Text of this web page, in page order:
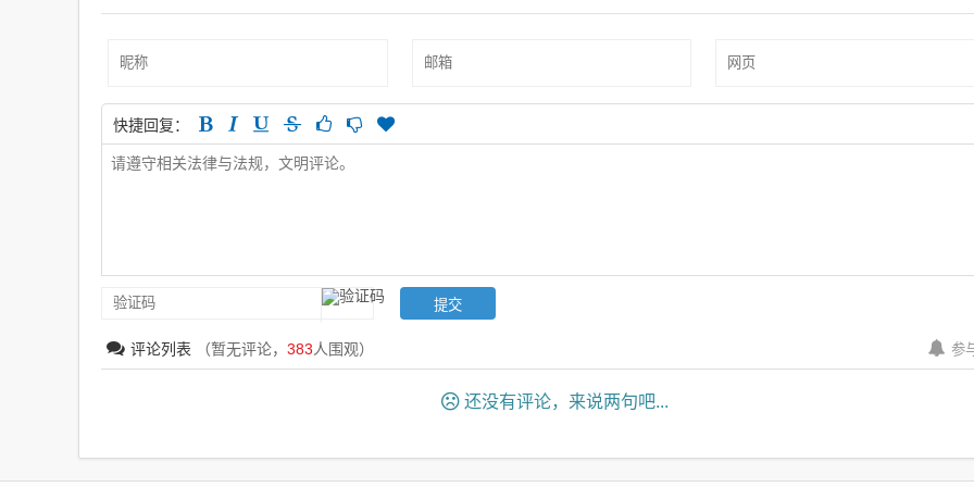
快捷回复：
评论列表 （暂无评论， 383人围观） 参
还没有评论，来说两句吧...